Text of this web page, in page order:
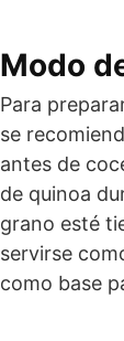
Modo
Para
se
antes de
de quinoa
grano esté
servirse
como base